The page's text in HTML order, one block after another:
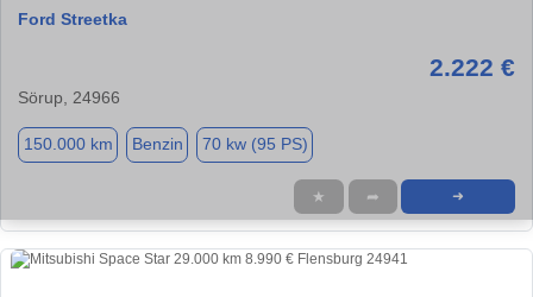
Ford Streetka
2.222 €
Sörup, 24966
150.000 km Benzin 70 kw (95 PS)
★ ➦ ➜